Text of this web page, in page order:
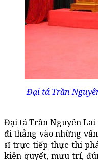
Đại tá Trần
Đại tá Trần Nguyên Lai
đi thẳng vào những
sĩ trực tiếp thực thi
kiên quyết, mưu trí,